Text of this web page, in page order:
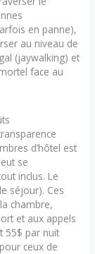
en panne),
au niveau de
(jaywalking) et
face au
d’hôtel est
se
inclus. Le
séjour). Ces
chambre,
et aux appels
55$ par nuit
ceux de